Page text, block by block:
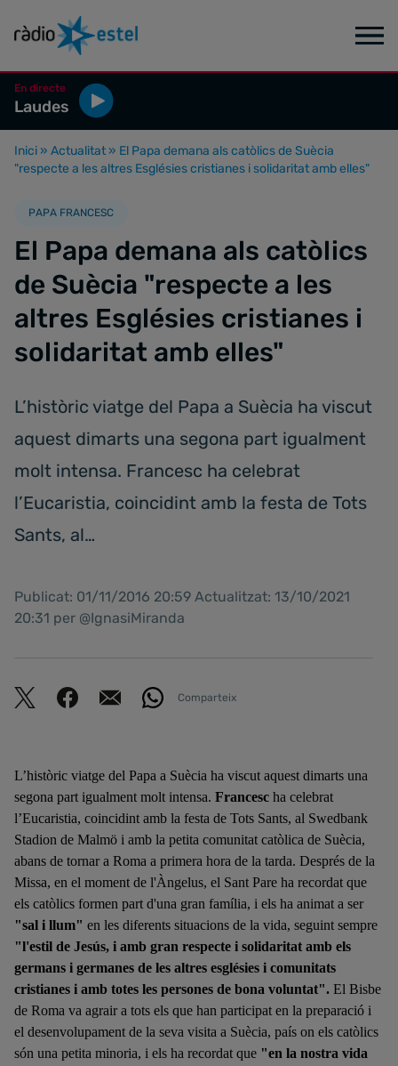
En directe
Laudes
Inici » Actualitat » El Papa demana als catòlics de Suècia
"respecte a les altres Esglésies cristianes i solidaritat amb elles"
PAPA FRANCESC
El Papa demana als catòlics
de Suècia "respecte a les
altres Esglésies cristianes i
solidaritat amb elles"
L’històric viatge del Papa a Suècia ha viscut
aquest dimarts una segona part igualment
molt intensa. Francesc ha celebrat
l’Eucaristia, coincidint amb la festa de Tots
Sants, al…
Publicat: 01/11/2016 20:59 Actualitzat: 13/10/2021
20:31 per @IgnasiMiranda
Comparteix
L’històric viatge del Papa a Suècia ha viscut aquest dimarts una
segona part igualment molt intensa. Francesc ha celebrat
l’Eucaristia, coincidint amb la festa de Tots Sants, al Swedbank
Stadion de Malmö i amb la petita comunitat catòlica de Suècia,
abans de tornar a Roma a primera hora de la tarda. Després de la
Missa, en el moment de l'Àngelus, el Sant Pare ha recordat que
els catòlics formen part d'una gran família, i els ha animat a ser
"sal i llum" en les diferents situacions de la vida, seguint sempre
"l'estil de Jesús, i amb gran respecte i solidaritat amb els
germans i germanes de les altres esglésies i comunitats
cristianes i amb totes les persones de bona voluntat". El Bisbe
de Roma va agrair a tots els que han participat en la preparació i
el desenvolupament de la seva visita a Suècia, país on els catòlics
són una petita minoria, i els ha recordat que "en la nostra vida